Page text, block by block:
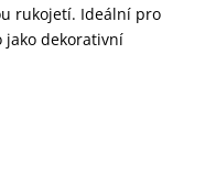
rukojetí. Ideální pro
dekorativní